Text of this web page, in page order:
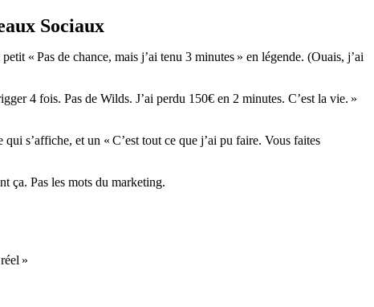
Sociaux
« Pas de chance, mais j’ai tenu 3 minutes » en légende. (Ouais, j’ai
4 fois. Pas de Wilds. J’ai perdu 150€ en 2 minutes. C’est la vie. »
s’affiche, et un « C’est tout ce que j’ai pu faire. Vous faites
ça. Pas les mots du marketing.
»